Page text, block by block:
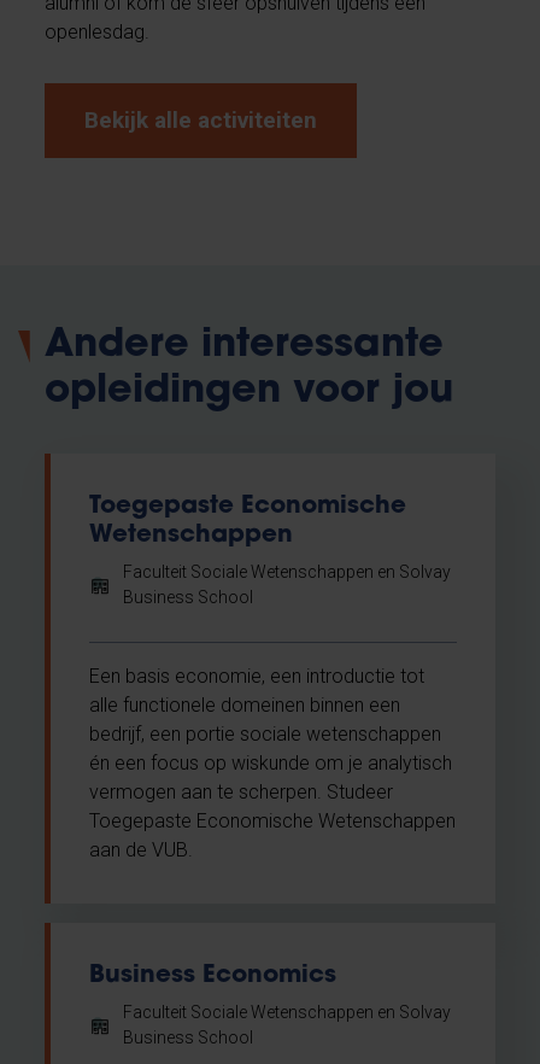
openlesdag.
Bekijk alle activiteiten
Andere interessante
opleidingen voor jou
Toegepaste Economische
Wetenschappen
Faculteit Sociale Wetenschappen en Solvay
Business School
Een basis economie, een introductie tot
alle functionele domeinen binnen een
bedrijf, een portie sociale wetenschappen
én een focus op wiskunde om je analytisch
vermogen aan te scherpen. Studeer
Toegepaste Economische Wetenschappen
aan de VUB.
Business Economics
Faculteit Sociale Wetenschappen en Solvay
Business School